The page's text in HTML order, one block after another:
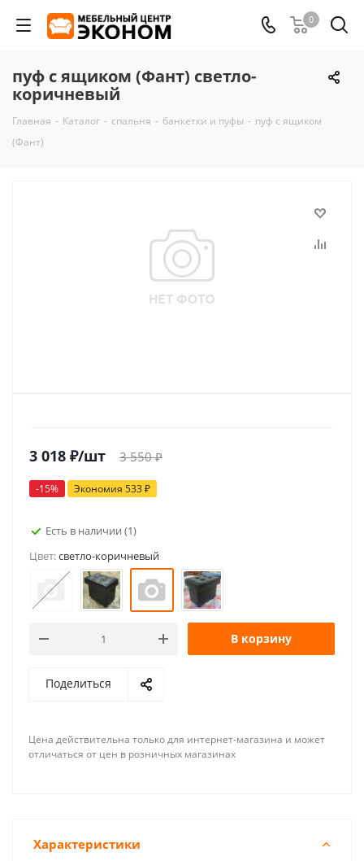
0
пуф с ящиком (Фант) светло-
коричневый
Главная - Каталог - спальня - банкетки и пуфы - пуф с ящиком
(Фант)
3 018 ₽/шт 3 550₽
-15% Экономия 533₽
Есть в наличии (1)
Цвет:светло-коричневый
В корзину
Поделиться
Цена действительна только для интернет-магазина и может
отличаться от цен в розничных магазинах
Характеристики